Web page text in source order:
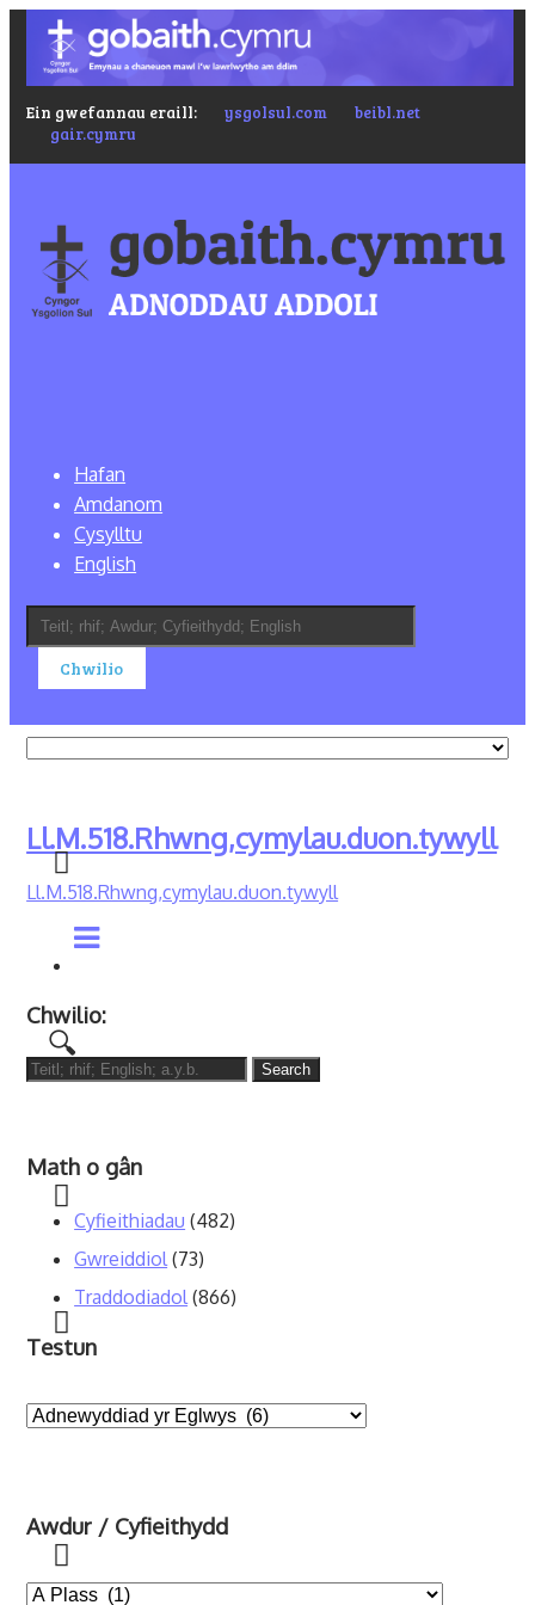
Ein gwefannau eraill: ysgolsul.com
beibl.net
gair.cymru
Hafan
Amdanom
Cysylltu
English
Ll.M.518.Rhwng,cymylau.duon.tywyll
Ll.M.518.Rhwng,cymylau.duon.tywyll
Chwilio:
Search
Math o gân
Cyfieithiadau (482)
Gwreiddiol (73)
Traddodiadol (866)
Testun
Awdur / Cyfieithydd